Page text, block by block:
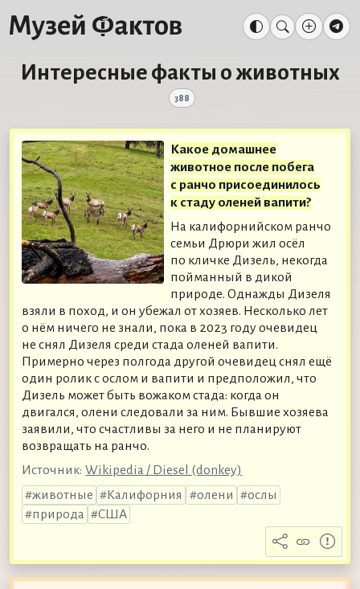
Интересные факты о животных
388
Какое домашнее
животное после побега
с ранчо присоединилось
к стаду оленей вапити?
На калифорнийском ранчо
семьи Дрюри жил осёл
по кличке Дизель, некогда
пойманный в дикой
природе. Однажды Дизеля
взяли в поход, и он убежал от хозяев. Несколько лет
о нём ничего не знали, пока в 2023 году очевидец
не снял Дизеля среди стада оленей вапити.
Примерно через полгода другой очевидец снял ещё
один ролик с ослом и вапити и предположил, что
Дизель может быть вожаком стада: когда он
двигался, олени следовали за ним. Бывшие хозяева
заявили, что счастливы за него и не планируют
возвращать на ранчо.
Источник: Wikipedia / Diesel (donkey)
животные
Калифорния олени
ослы
природа
США